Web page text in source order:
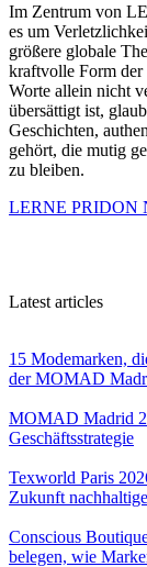
Im Zentrum von
es um
größere globale
kraftvolle Form
Worte allein nicht
übersättigt ist,
Geschichten,
gehört, die mutig
zu bleiben.
LERNE PRIDON
Latest articles
15 Modemarken,
der MOMAD
MOMAD Madrid
Geschäftsstrategie
Texworld Paris
Zukunft
Conscious
belegen, wie